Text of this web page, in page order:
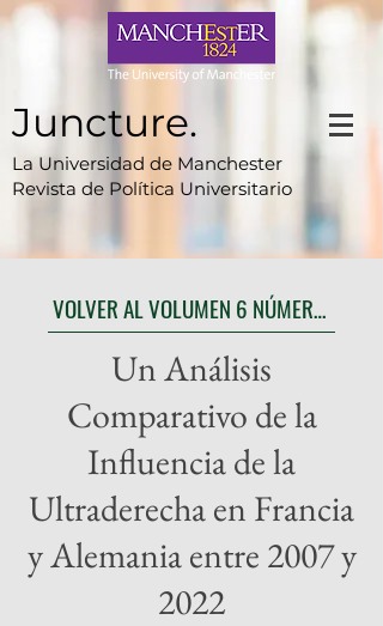
Juncture.
La Universidad de Manchester
Revista de Política Universitario
VOLVER AL VOLUMEN 6 NÚMERO 2
Un Análisis
Comparativo de la
Influencia de la
Ultraderecha en Francia
y Alemania entre 2007 y
2022